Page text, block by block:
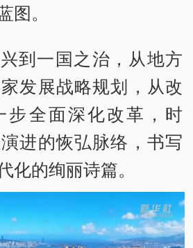
图。
到一国之治，从地方
发展战略规划，从改
步全面深化改革，时
进的恢弘脉络，书写
化的绚丽诗篇。